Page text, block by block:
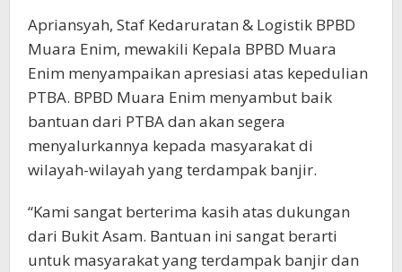
Apriansyah, Staf Kedaruratan & Logistik BPBD
Muara Enim, mewakili Kepala BPBD Muara
Enim menyampaikan apresiasi atas kepedulian
PTBA. BPBD Muara Enim menyambut baik
bantuan dari PTBA dan akan segera
menyalurkannya kepada masyarakat di
wilayah-wilayah yang terdampak banjir.
“Kami sangat berterima kasih atas dukungan
dari Bukit Asam. Bantuan ini sangat berarti
untuk masyarakat yang terdampak banjir dan